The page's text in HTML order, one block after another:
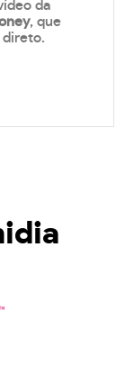
da
, que
direto.